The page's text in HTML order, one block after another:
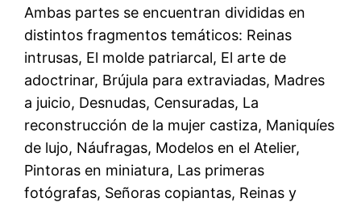
Ambas partes se encuentran divididas en
distintos fragmentos temáticos: Reinas
intrusas, El molde patriarcal, El arte de
adoctrinar, Brújula para extraviadas, Madres
a juicio, Desnudas, Censuradas, La
reconstrucción de la mujer castiza, Maniquíes
de lujo, Náufragas, Modelos en el Atelier,
Pintoras en miniatura, Las primeras
fotógrafas, Señoras copiantas, Reinas y